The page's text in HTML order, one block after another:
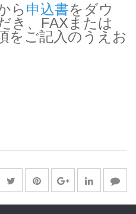
ら申込書をダウ
き、FAXまたは
をご記入のうえお